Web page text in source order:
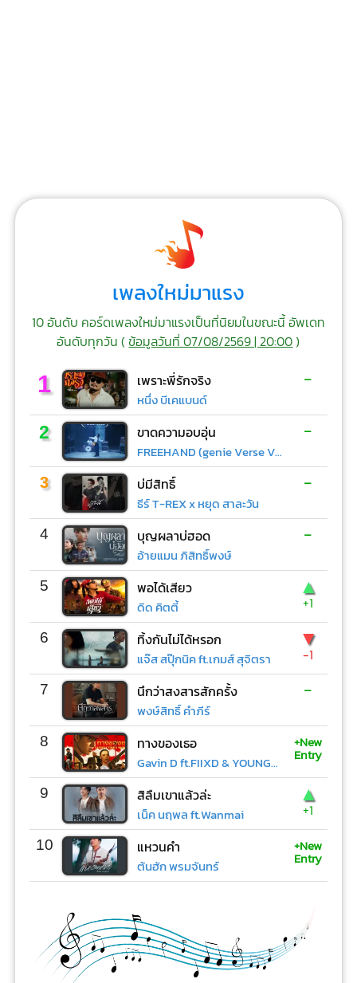
เพลงใหม่มาแรง
10 อันดับ คอร์ดเพลงใหม่มาแรงเป็นที่นิยมในขณะนี้ อัพเดท
อันดับทุกวัน (ข้อมูลวันที่ 07/08/2569 | 20:00)
1 เพราะพี่รักจริง
หนึ่ง บีเคแบนด์
-
2 ขาดความอบอุ่น
FREEHAND (genie Verse Vol.1)
-
3 บ่มีสิทธิ์
ธีร์ T-REX x หยุด สาละวัน
-
4 บุญผลาบ่ฮอด
อ้ายแมน ภิสิทธิ์พงษ์
-
5 พอได้เสียว
ดิด คิตตี้
▲
+1
6 ทิ้งกันไม่ได้หรอก
แจ๊ส สปุ๊กนิค ft.เกมส์ สุจิตรา
▼
-1
7 นึกว่าสงสารสักครั้ง
พงษ์สิทธิ์ คำภีร์
-
8 ทางของเธอ
Gavin D ft.FIIXD & YOUNGOHM
+New
Entry
9 สิลืมเขาแล้วล่ะ
เน็ค นฤพล ft.Wanmai
▲
+1
10 แหวนคำ
ต้นฮัก พรมจันทร์
+New
Entry